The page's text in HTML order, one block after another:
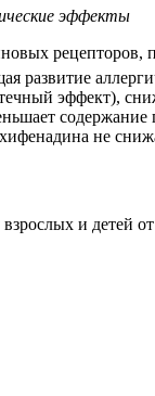
эффекты
рецепторов,
развитие
эффект),
не
и детей